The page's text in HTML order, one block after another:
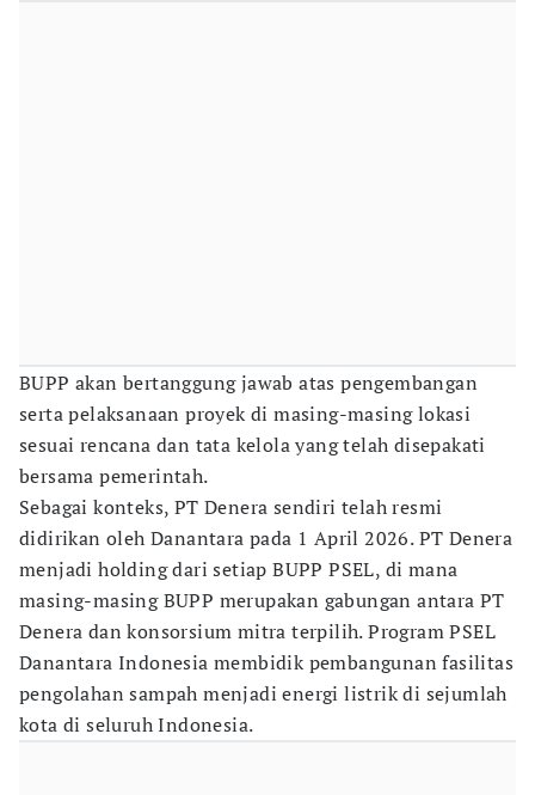
BUPP akan bertanggung jawab atas pengembangan
serta pelaksanaan proyek di masing-masing lokasi
sesuai rencana dan tata kelola yang telah disepakati
bersama pemerintah.
Sebagai konteks, PT Denera sendiri telah resmi
didirikan oleh Danantara pada 1 April 2026. PT Denera
menjadi holding dari setiap BUPP PSEL, di mana
masing-masing BUPP merupakan gabungan antara PT
Denera dan konsorsium mitra terpilih. Program PSEL
Danantara Indonesia membidik pembangunan fasilitas
pengolahan sampah menjadi energi listrik di sejumlah
kota di seluruh Indonesia.